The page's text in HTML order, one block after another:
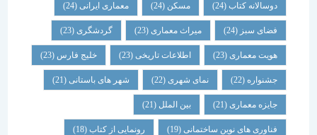
دوسالانه کتاب(24) مسکن (24) معماری ایرانی(24)
فضای سبز(24) میراث معماری (23) گردشگری (23)
هویت معماری (23) اطلاعات تاریخی(23) خلیج فارس(23)
جشنواره(22) نمای شهری(22) شهر های باستانی (21)
جایزه معماری (21) بین الملل(21)
فناوری های نوین ساختمانی(19) رونمایی از کتاب (18)